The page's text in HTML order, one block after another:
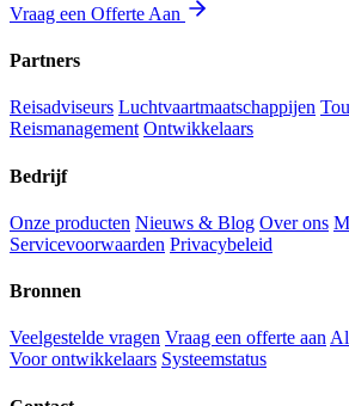
Vraag een Offerte Aan
Partners
Reisadviseurs Luchtvaartmaatschappijen
Reismanagement Ontwikkelaars
Bedrijf
Onze producten Nieuws & Blog Over ons
Servicevoorwaarden Privacybeleid
Bronnen
Veelgestelde vragen Vraag een offerte aan
Voor ontwikkelaars Systeemstatus